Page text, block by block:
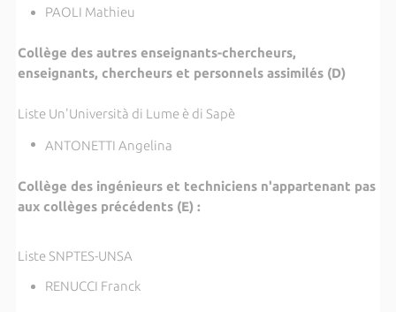
PAOLI Mathieu
Collège des autres enseignants-chercheurs,
enseignants, chercheurs et personnels assimilés (D)
Liste Un'Università di Lume è di Sapè
ANTONETTI Angelina
Collège des ingénieurs et techniciens n'appartenant pas
aux collèges précédents (E) :
Liste SNPTES-UNSA
RENUCCI Franck